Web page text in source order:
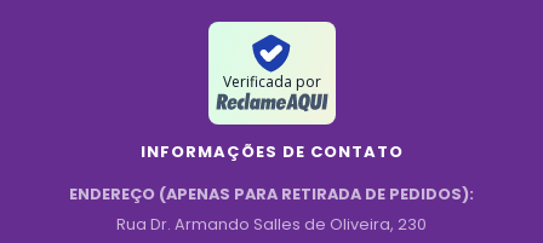
Verificada por
INFORMAÇÕES DE CONTATO
ENDEREÇO (APENAS PARA RETIRADA DE PEDIDOS):
Rua Dr. Armando Salles de Oliveira, 230